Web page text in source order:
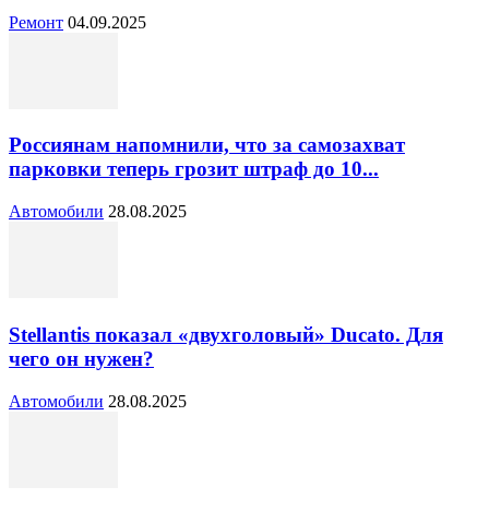
Ремонт 04.09.2025
Россиянам напомнили, что за самозахват
парковки теперь грозит штраф до 10...
Автомобили 28.08.2025
Stellantis показал «двухголовый» Ducato. Для
чего он нужен?
Автомобили 28.08.2025